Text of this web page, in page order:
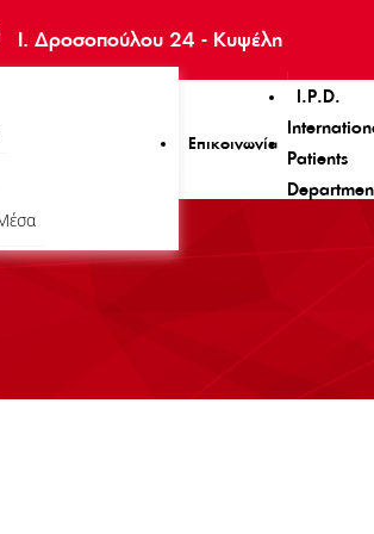
Ι. Δροσοπούλου 24 - Κυψέλη
Επικοινωνία
I.P.D.
Patients